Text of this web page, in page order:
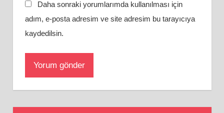
Daha sonraki yorumlarımda kullanılması için
adım, e-posta adresim ve site adresim bu tarayıcıya
kaydedilsin.